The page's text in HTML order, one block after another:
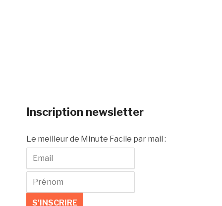
Inscription newsletter
Le meilleur de Minute Facile par mail :